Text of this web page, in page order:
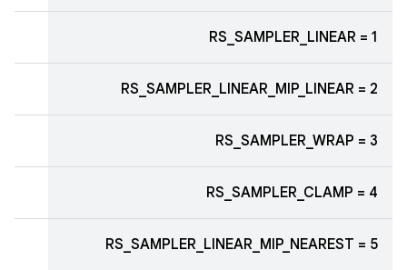
RS_SAMPLER_LINEAR = 1
RS_SAMPLER_LINEAR_MIP_LINEAR = 2
RS_SAMPLER_WRAP = 3
RS_SAMPLER_CLAMP = 4
RS_SAMPLER_LINEAR_MIP_NEAREST = 5